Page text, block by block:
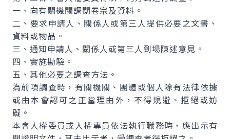
一、向有關機關調閱卷宗及資料。
二、要求申請人、關係人或第三人提供必要之文書、
資料或物品。
三、通知申請人、關係人或第三人到場陳述意見。
四、實施勘驗。
五、其他必要之調查方法。
為前項調查時，有關機關、團體或個人除有法律依據
或由本會認可之正當理由外，不得規避、拒絕或妨
礙。
本會人權委員或人權專員依法執行職務時，應出示有